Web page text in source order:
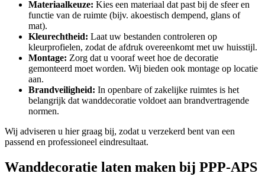
Materiaalkeuze: Kies een materiaal dat past bij de sfeer en
functie van de ruimte (bijv. akoestisch dempend, glans of
mat).
Kleurechtheid: Laat uw bestanden controleren op
kleurprofielen, zodat de afdruk overeenkomt met uw huisstijl.
Montage: Zorg dat u vooraf weet hoe de decoratie
gemonteerd moet worden. Wij bieden ook montage op locatie
aan.
Brandveiligheid: In openbare of zakelijke ruimtes is het
belangrijk dat wanddecoratie voldoet aan brandvertragende
normen.
Wij adviseren u hier graag bij, zodat u verzekerd bent van een
passend en professioneel eindresultaat.
Wanddecoratie laten maken bij PPP-APS